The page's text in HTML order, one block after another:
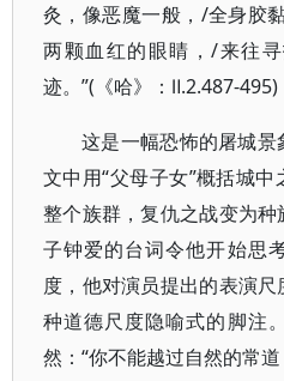
灸，像恶魔一般，/全身胶
两颗血红的眼睛，/来往
迹。”(《哈》：Ⅱ.2.487-495)
这是一幅恐怖的屠城景
文中用“父母子女”概括城
整个族群，复仇之战变为
子钟爱的台词令他开始思
度，他对演员提出的表演
种道德尺度隐喻式的脚注
然：“你不能越过自然的常